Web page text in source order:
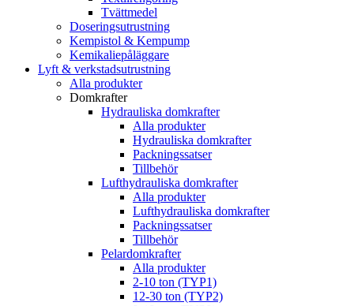
Tvättmedel
Doseringsutrustning
Kempistol & Kempump
Kemikaliepåläggare
Lyft & verkstadsutrustning
Alla produkter
Domkrafter
Hydrauliska domkrafter
Alla produkter
Hydrauliska domkrafter
Packningssatser
Tillbehör
Lufthydrauliska domkrafter
Alla produkter
Lufthydrauliska domkrafter
Packningssatser
Tillbehör
Pelardomkrafter
Alla produkter
2-10 ton (TYP1)
12-30 ton (TYP2)